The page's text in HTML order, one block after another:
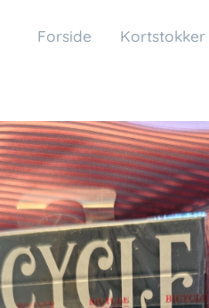
Forside Kortstokker